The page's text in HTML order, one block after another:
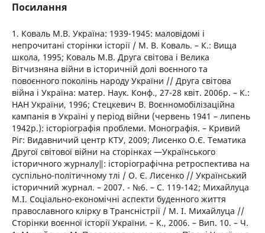
Посилання
1. Коваль М.В. Україна: 1939-1945: маловідомі і
непрочитані сторінки історії / М. В. Коваль. – К.: Вища
школа, 1995; Коваль М.В. Друга світова і Велика
Вітчизняна війни в історичній долі воєнного та
повоєнного поколінь народу України // Друга світова
війна і Україна: матер. Наук. Конф., 27-28 квіт. 2006р. – К.:
НАН України, 1996; Стецкевич В. Воєнномобілізаційна
кампанія в Україні у період війни (червень 1941 – липень
1942р.): історіографія проблеми. Монографія. – Кривий
Ріг: Видавничий центр КТУ, 2009; Лисенко О.Є. Тематика
Другої світової війни на сторінках ―Українського
історичного журналу‖: історіографічна ретроспектива на
суспільно-політичному тлі / О. Є. Лисенко // Український
історичний журнал. – 2007. - №6. – С. 119-142; Михайлуца
М.І. Соціально-економічні аспекти буденного життя
православного клірку в Трансністрії / М. І. Михайлуца //
Сторінки воєнної історії України. – К., 2006. – Вип. 10. – Ч.